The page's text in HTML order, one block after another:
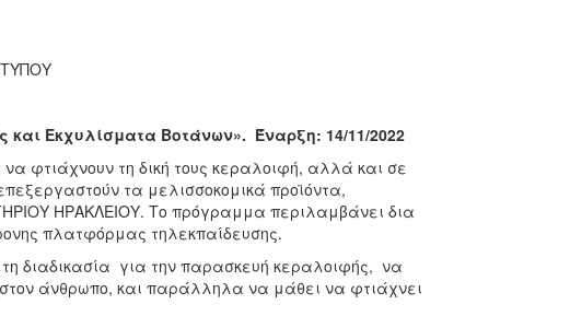
Εκχυλίσματα Βοτάνων». Έναρξη: 14/11/2022
φτιάχνουν τη δική τους κεραλοιφή, αλλά και σε
τα μελισσοκομικά προϊόντα,
ΗΡΑΚΛΕΙΟΥ. Το πρόγραμμα περιλαμβάνει δια
πλατφόρμας τηλεκπαίδευσης.
διαδικασία για την παρασκευή κεραλοιφής, να
άνθρωπο, και παράλληλα να μάθει να φτιάχνει